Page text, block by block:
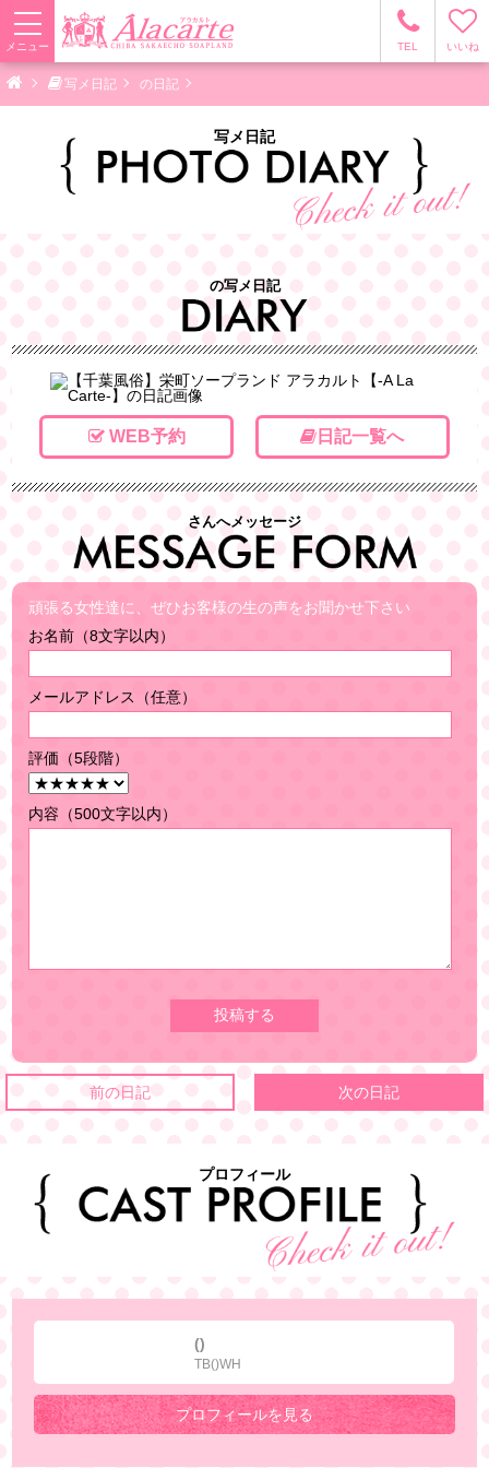
TEL いいね
メニュー
写メ日記 の日記
写メ日記
の写メ日記
WEB予約 日記一覧へ
さんへメッセージ
頑張る女性達に、ぜひお客様の生の声をお聞かせ下さい
お名前（8文字以内）
メールアドレス（任意）
評価（5段階）
内容（500文字以内）
前の日記 次の日記
プロフィール
()
TB()WH
プロフィールを見る